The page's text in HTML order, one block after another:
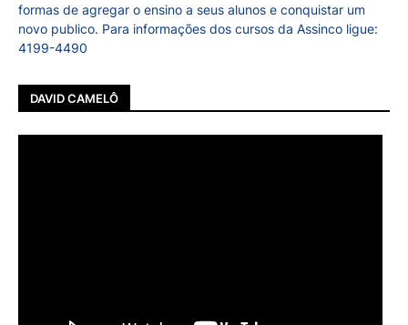
formas de agregar o ensino a seus alunos e conquistar um
novo publico. Para informações dos cursos da Assinco ligue:
4199-4490
DAVID CAMELÔ